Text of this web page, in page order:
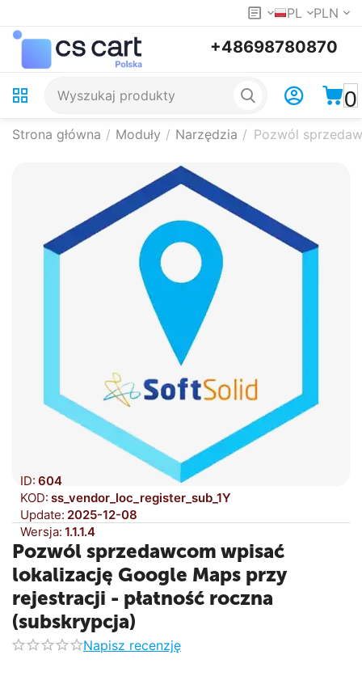
PL PLN
+48698780870
0
Strona główna / Moduły / Narzędzia / Pozwól
ID: 604
KOD: ss_vendor_loc_register_sub_1Y
Update: 2025-12-08
Wersja: 1.1.1.4
Pozwól sprzedawcom wpisać
lokalizację Google Maps przy
rejestracji - płatność roczna
(subskrypcja)
Napisz recenzję